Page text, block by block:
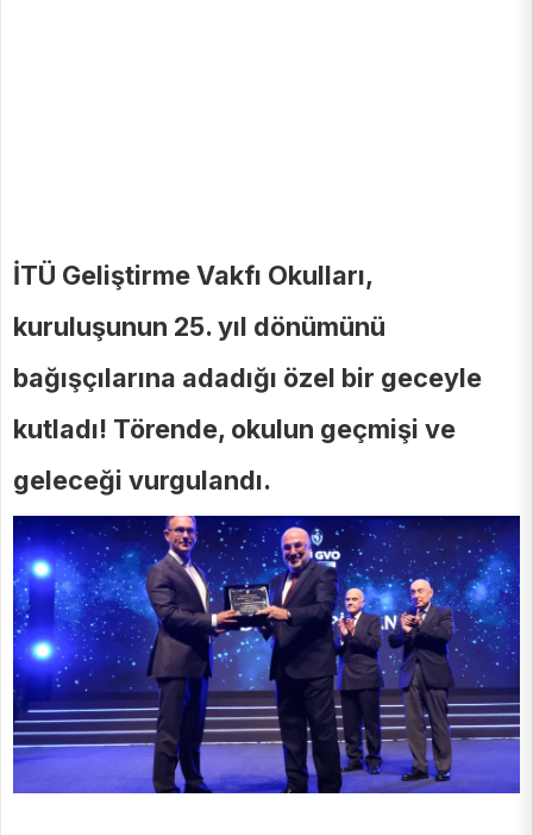
İTÜ Geliştirme Vakfı Okulları,
kuruluşunun 25. yıl dönümünü
bağışçılarına adadığı özel bir geceyle
kutladı! Törende, okulun geçmişi ve
geleceği vurgulandı.